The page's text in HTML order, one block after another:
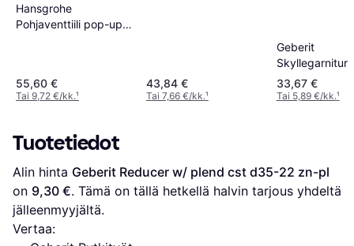
Hansgrohe
Pohjaventtiili pop-up,
55,60 €
Tai 9,72 €/kk.¹
43,84 €
Tai 7,66 €/kk.¹
Geberit
teleskooppi
33,67 €
Tai 5,89 €/kk.¹
Tuotetiedot
Alin hinta Geberit Reducer w/ plend cst d35-22 zn-pl
on 9,30 €. Tämä on tällä hetkellä halvin tarjous yhdeltä
jälleenmyyjältä.
Vertaa: